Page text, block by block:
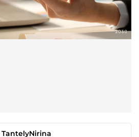
TantelyNirina